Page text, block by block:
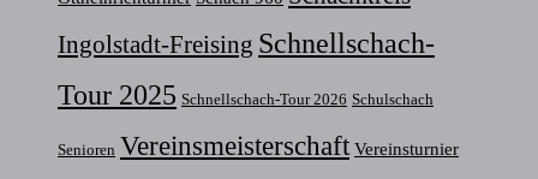
Ingolstadt-Freising Schnellschach-
Tour 2025 Schnellschach-Tour 2026 Schulschach
Senioren Vereinsmeisterschaft Vereinsturnier